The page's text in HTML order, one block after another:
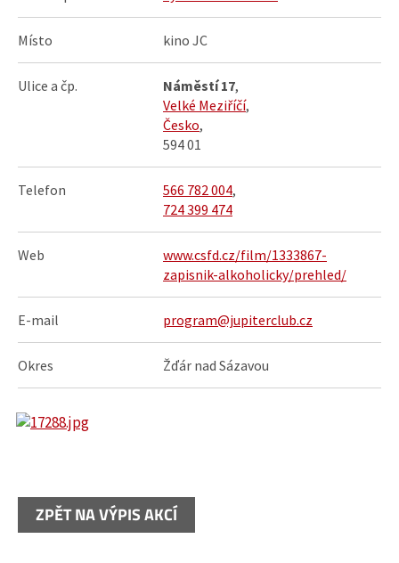
Místo kino JC
Ulice a čp. Náměstí 17,
Velké Meziříčí,
Česko,
594 01
Telefon 566 782 004,
724 399 474
Web
www.csfd.cz/film/1333867-
zapisnik-alkoholicky/prehled/
E-mail program@jupiterclub.cz
Okres Žďár nad Sázavou
ZPĚT NA VÝPIS AKCÍ